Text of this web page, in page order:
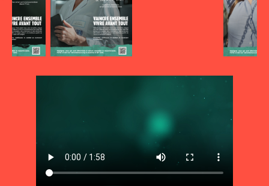
Communiqués de presse
Gouvernance